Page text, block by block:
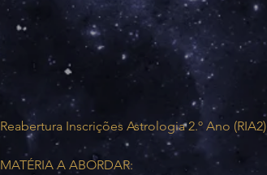
Reabertura Inscrições Astrologia 2.º Ano (RIA2)
MATÉRIA A ABORDAR: